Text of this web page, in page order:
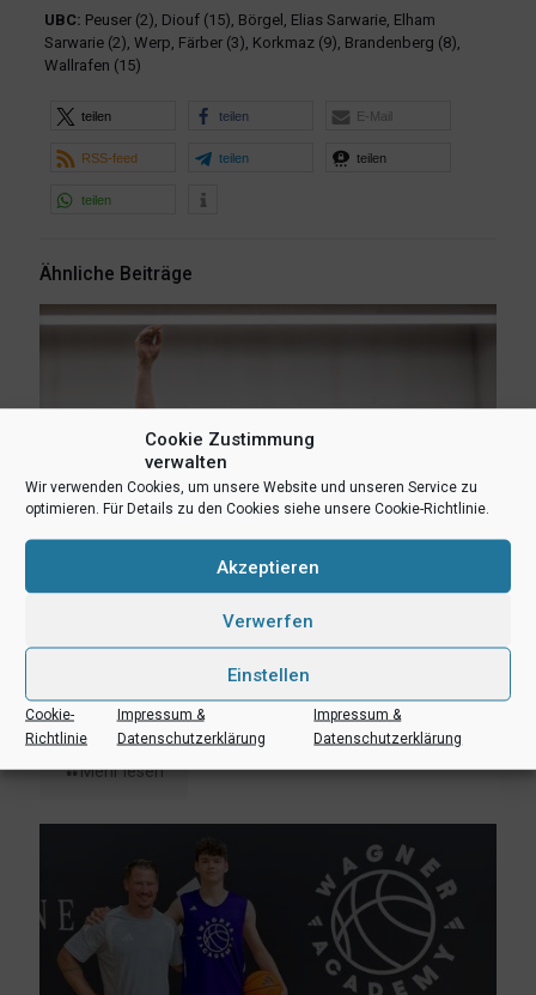
Cookie Zustimmung
verwalten
Wir verwenden Cookies, um unsere Website und unseren Service zu
optimieren. Für Details zu den Cookies siehe unsere Cookie-Richtlinie.
Akzeptieren
Verwerfen
Einstellen
Cookie-
Richtlinie
Impressum &
Datenschutzerklärung
Impressum &
Datenschutzerklärung
UBC: Peuser (2), Diouf (15), Börgel, Elias Sarwarie, Elham
Sarwarie (2), Werp, Färber (3), Korkmaz (9), Brandenberg (8),
Wallrafen (15)
teilen teilen E-Mail
RSS-feed teilen teilen
teilen
Ähnliche Beiträge
Erik Niggemann setzt Karriere in Ibbenbüren fort
Mehr lesen